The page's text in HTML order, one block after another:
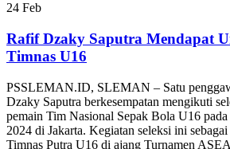
24 Feb
Rafif Dzaky Saputra Mendapat
Timnas U16
PSSLEMAN.ID, SLEMAN – Satu
Dzaky Saputra berkesempatan mengikuti
pemain Tim Nasional Sepak Bola U16
2024 di Jakarta. Kegiatan seleksi ini
Timnas Putra U16 di ajang Turnamen